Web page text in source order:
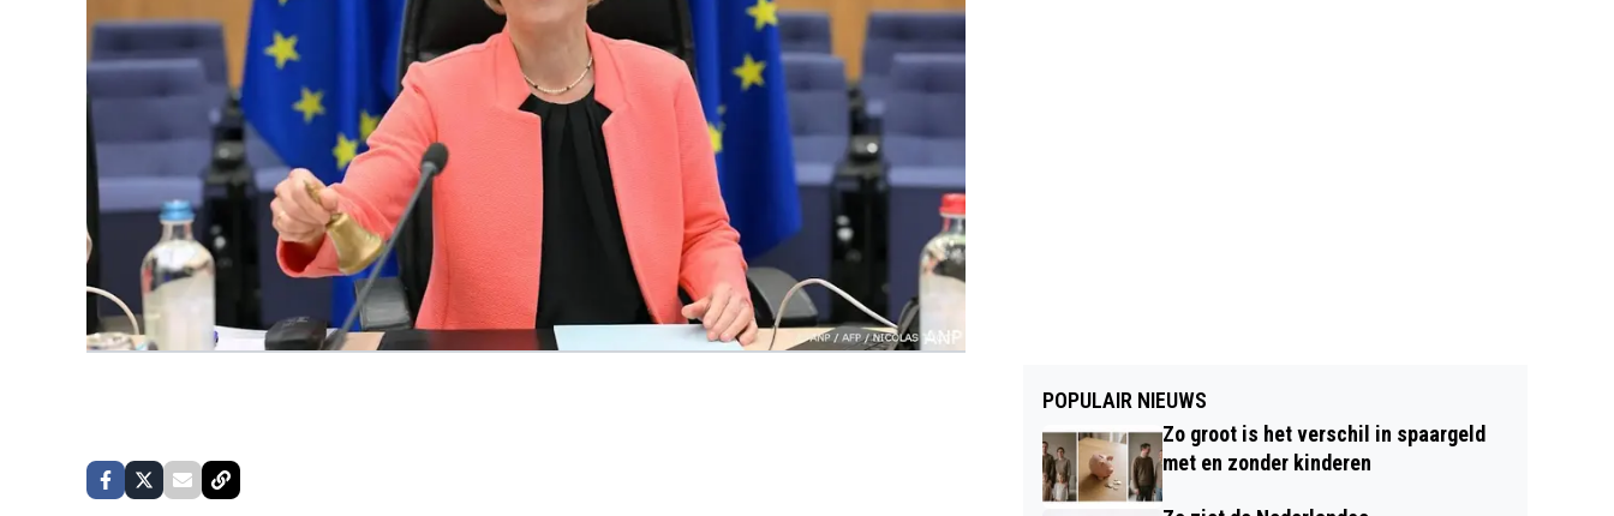
POPULAIR NIEUWS
Zo groot is het verschil in spaargeld
met en zonder kinderen